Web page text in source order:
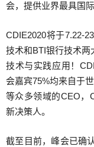
会，提供业界最具国
CDIE2020将于7.22-
技术和BTI银行技术
技术与实践应用！
会嘉宾75%均来自于
等众多领域的CEO，
新决策人。
截至目前，峰会已确